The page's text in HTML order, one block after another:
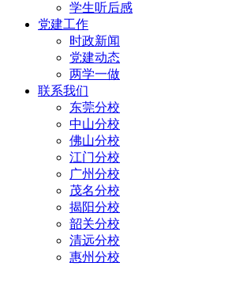
学生听后感
党建工作
时政新闻
党建动态
两学一做
联系我们
东莞分校
中山分校
佛山分校
江门分校
广州分校
茂名分校
揭阳分校
韶关分校
清远分校
惠州分校